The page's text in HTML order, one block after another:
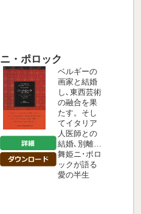
ニ・ポロック
ベルギーの
画家と結婚
し､東西芸術
の融合を果
たす。そし
てイタリア
人医師との
結婚､別離…
舞姫ニ･ポロ
ックが語る
愛の半生